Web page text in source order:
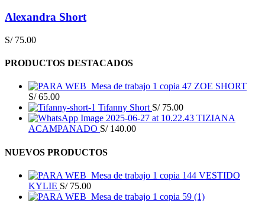
Alexandra Short
S/75.00
PRODUCTOS DESTACADOS
ZOE SHORT
S/65.00
Tifanny Short S/75.00
TIZIANA
ACAMPANADO S/140.00
NUEVOS PRODUCTOS
VESTIDO
KYLIE S/75.00